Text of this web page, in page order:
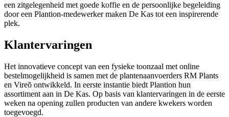
een zitgelegenheid met goede koffie en de persoonlijke begeleiding
door een Plantion-medewerker maken De Kas tot een inspirerende
plek.
Klantervaringen
Het innovatieve concept van een fysieke toonzaal met online
bestelmogelijkheid is samen met de plantenaanvoerders RM Plants
en Vireõ ontwikkeld. In eerste instantie biedt Plantion hun
assortiment aan in De Kas. Op basis van klantervaringen in de eerste
weken na opening zullen producten van andere kwekers worden
toegevoegd.